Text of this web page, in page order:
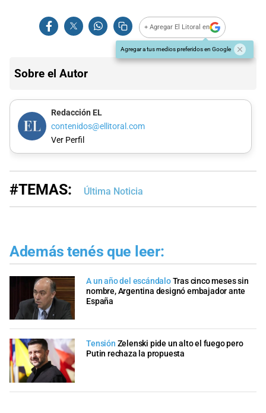
+ Agregar El Litoral en
Agregar a tus medios preferidos en Google
Sobre el Autor
Redacción EL
contenidos@ellitoral.com
Ver Perfil
#TEMAS: Última Noticia
Además tenés que leer:
A un año del escándaloTras cinco meses sin
nombre, Argentina designó embajador ante
España
Tensión Zelenski pide un alto el fuego pero
Putin rechaza la propuesta